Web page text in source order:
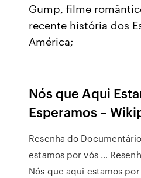
Gump, filme
recente história dos
América;
Nós que Aqui
Esperamos –
Resenha do
estamos por vós …
Nós que aqui estamos